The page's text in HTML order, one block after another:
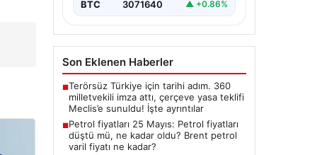
BTC 3071640 ▲ +0.86%
Son Eklenen Haberler
■Terörsüz Türkiye için tarihi adım. 360
milletvekili imza attı, çerçeve yasa teklifi
Meclis’e sunuldu! İşte ayrıntılar
■Petrol fiyatları 25 Mayıs: Petrol fiyatları
düştü mü, ne kadar oldu? Brent petrol
varil fiyatı ne kadar?